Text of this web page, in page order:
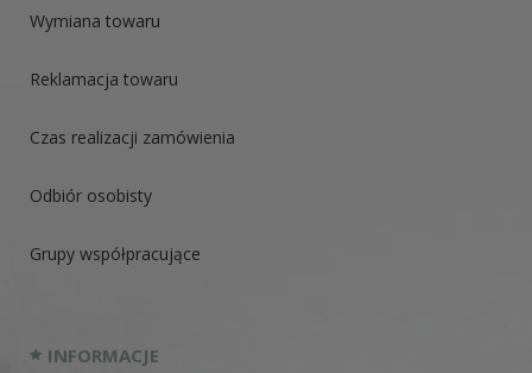
Wymiana towaru
Reklamacja towaru
Czas realizacji zamówienia
Odbiór osobisty
Grupy współpracujące
INFORMACJE